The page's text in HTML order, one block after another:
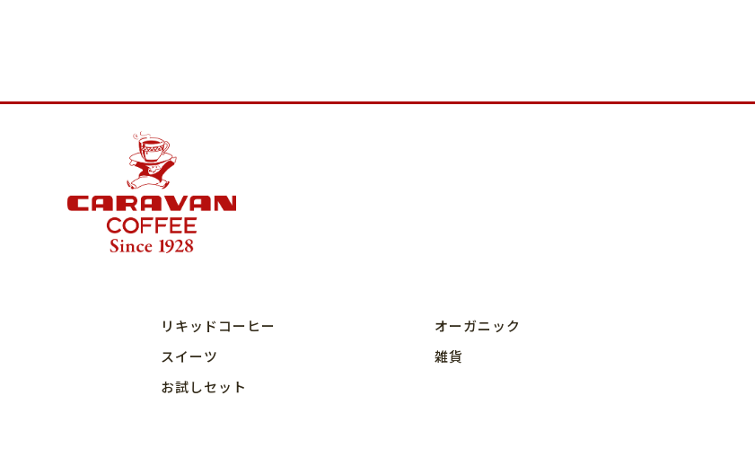
リキッドコーヒー
オーガニック
スイーツ
雑貨
お試しセット